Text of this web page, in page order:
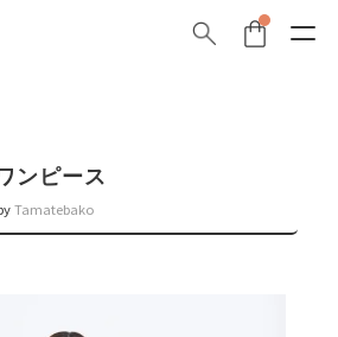
ンピース
Tamatebako